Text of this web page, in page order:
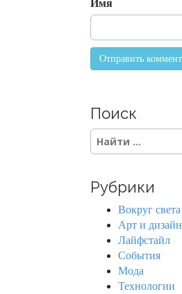
n
Имя
Поиск
S
e
c
Рубрики
Вокруг света
Арт и дизайн
Лайфстайл
События
Мода
Технологии